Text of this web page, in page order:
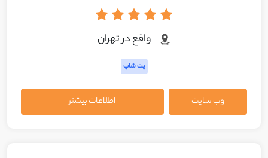
واقع در تهران
پت شاپ
وب سایت اطلاعات بیشتر